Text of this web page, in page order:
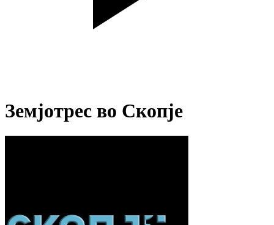
Земјотрес во Скопје